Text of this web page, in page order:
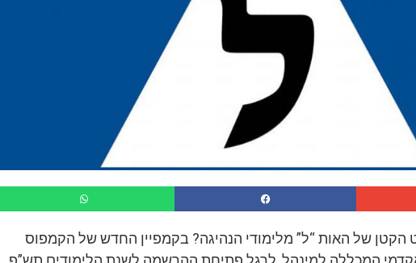
של האות “ל” מלימודי הנהיגה? בקמפיין החדש של הקמפוס